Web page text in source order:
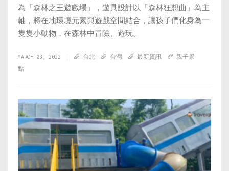
為「森林之王遊戲場」，遊具設計以「森林狂想曲」為主
軸，將在地環境元素與遊戲空間結合，讓孩子們化身為一
隻隻小動物，在森林中冒險、遊玩。
MARCH 03, 2022 台北 台灣 最新資訊
親子景
點